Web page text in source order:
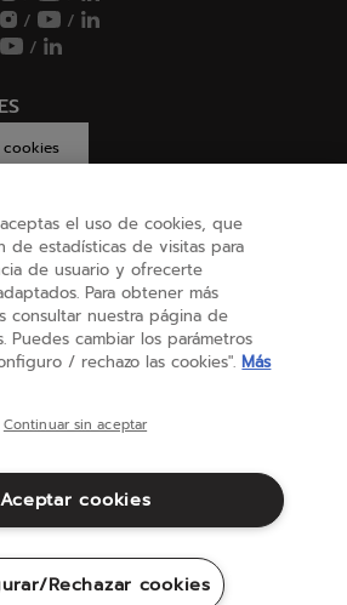
/
/
/
cookies
Cookies
el uso de cookies, que
de estadísticas de visitas para
de usuario y ofrecerte
Para obtener más
consultar nuestra página de
Puedes cambiar los parámetros
/ rechazo las cookies". Más
Continuar sin aceptar
Aceptar cookies
Rechazar cookies